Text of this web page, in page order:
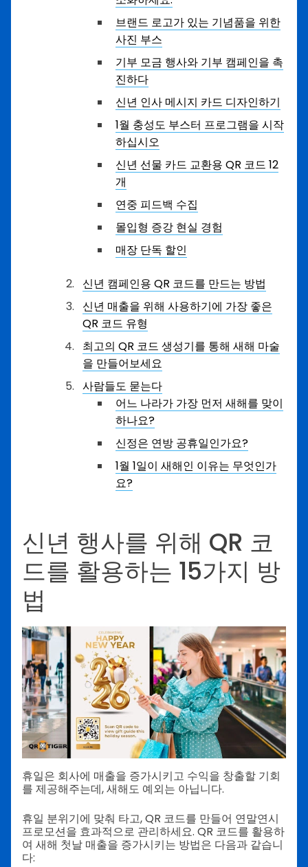
브랜드 로고가 있는 기념품을 위한
사진 부스
기부 모금 행사와 기부 캠페인을 촉
진하다
신년 인사 메시지 카드 디자인하기
1월 충성도 부스터 프로그램을 시작
하십시오
신년 선물 카드 교환용 QR 코드 12
개
연중 피드백 수집
몰입형 증강 현실 경험
매장 단독 할인
신년 캠페인용 QR 코드를 만드는 방법
신년 매출을 위해 사용하기에 가장 좋은
QR 코드 유형
최고의 QR 코드 생성기를 통해 새해 마술
을 만들어보세요
사람들도 묻는다
어느 나라가 가장 먼저 새해를 맞이
하나요?
신정은 연방 공휴일인가요?
1월 1일이 새해인 이유는 무엇인가
요?
신년 행사를 위해 QR 코
드를 활용하는 15가지 방
법
휴일은 회사에 매출을 증가시키고 수익을 창출할 기회
를 제공해주는데, 새해도 예외는 아닙니다.
휴일 분위기에 맞춰 타고, QR 코드를 만들어 연말연시
프로모션을 효과적으로 관리하세요. QR 코드를 활용하
여 새해 첫날 매출을 증가시키는 방법은 다음과 같습니
다: